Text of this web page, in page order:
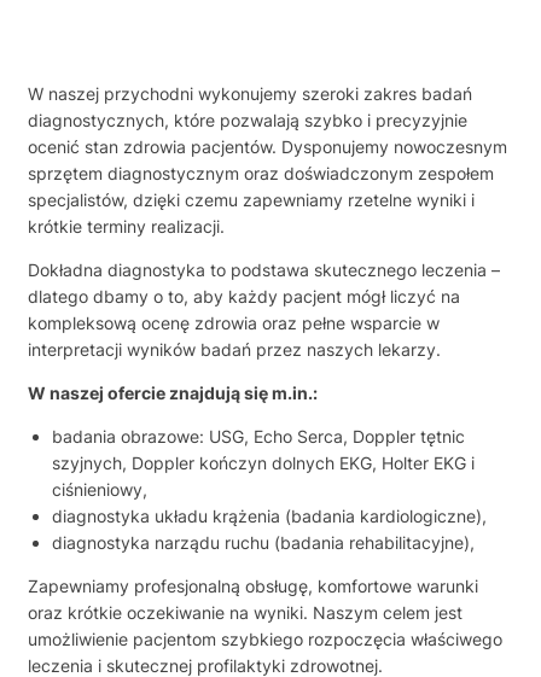
W naszej przychodni wykonujemy szeroki zakres badań
diagnostycznych, które pozwalają szybko i precyzyjnie
ocenić stan zdrowia pacjentów. Dysponujemy nowoczesnym
sprzętem diagnostycznym oraz doświadczonym zespołem
specjalistów, dzięki czemu zapewniamy rzetelne wyniki i
krótkie terminy realizacji.
Dokładna diagnostyka to podstawa skutecznego leczenia –
dlatego dbamy o to, aby każdy pacjent mógł liczyć na
kompleksową ocenę zdrowia oraz pełne wsparcie w
interpretacji wyników badań przez naszych lekarzy.
W naszej ofercie znajdują się m.in.:
badania obrazowe: USG, Echo Serca, Doppler tętnic
szyjnych, Doppler kończyn dolnych EKG, Holter EKG i
ciśnieniowy,
diagnostyka układu krążenia (badania kardiologiczne),
diagnostyka narządu ruchu (badania rehabilitacyjne),
Zapewniamy profesjonalną obsługę, komfortowe warunki
oraz krótkie oczekiwanie na wyniki. Naszym celem jest
umożliwienie pacjentom szybkiego rozpoczęcia właściwego
leczenia i skutecznej profilaktyki zdrowotnej.